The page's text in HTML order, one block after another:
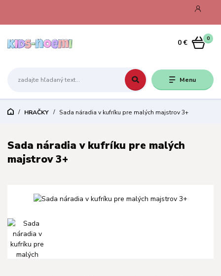
Menu
0
0 €
HRAČKY Sada náradia v kufríku pre malých majstrov 3+
Sada náradia v kufríku pre malých
majstrov 3+